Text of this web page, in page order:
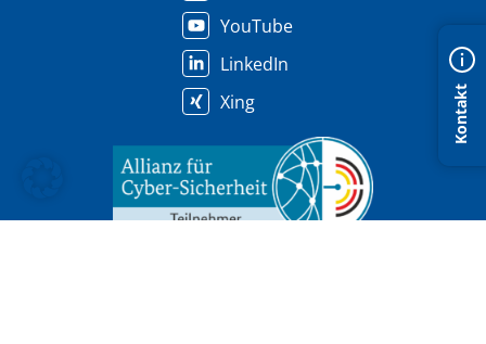
Kontakt
YouTube
LinkedIn
Xing